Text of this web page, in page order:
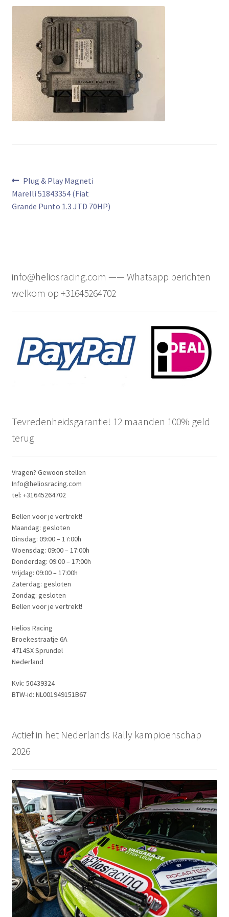
Bericht
navigatie
Vorig
bericht:
Plug & Play Magneti
Marelli 51843354 (Fiat
Grande Punto 1.3 JTD 70HP)
info@heliosracing.com —— Whatsapp berichten
welkom op +31645264702
Tevredenheidsgarantie! 12 maanden 100% geld
terug
Vragen? Gewoon stellen
Info@heliosracing.com
tel: +31645264702
Bellen voor je vertrekt!
Maandag: gesloten
Dinsdag: 09:00 – 17:00h
Woensdag: 09:00 – 17:00h
Donderdag: 09:00 – 17:00h
Vrijdag: 09:00 – 17:00h
Zaterdag: gesloten
Zondag: gesloten
Bellen voor je vertrekt!
Helios Racing
Broekestraatje 6A
4714SX Sprundel
Nederland
Kvk: 50439324
BTW-id: NL001949151B67
Actief in het Nederlands Rally kampioenschap
2026